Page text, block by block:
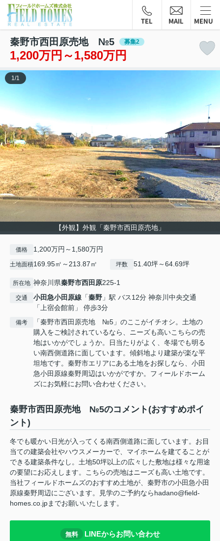
TEL MAIL MENU
秦野市西田原売地 №5 募集2
1,200万円～1,580万円
【外観】外観「秦野市西田原売地」
1 /1
価格 1,200万円～1,580万円
土地面積169.95㎡～213.87㎡ 坪数 51.40坪～64.69坪
所在地 神奈川県秦野市西田原225-1
交通 小田急小田原線 「秦野 」駅 バス12分 神奈川中央交通
「上宿会館前」 停歩3分
備考
「秦野市西田原売地 №5」のここがイチオシ。土地の
購入をご検討されているなら、ニーズも高いこちらの売
地はいかがでしょうか。日当たりがよく、冬場でも明る
い南西側道路に面しています。傾斜地より建築が楽な平
坦地です。秦野市エリアにある土地をお探しなら、小田
急小田原線秦野周辺はいかがですか。フィールドホーム
ズにお気軽にお問い合わせください。
秦野市西田原売地 №5のコメント(おすすめポイ
ント)
冬でも暖かい日光が入ってくる南西側道路に面しています。お目
当ての建築会社やハウスメーカーで、マイホームを建てることが
できる建築条件なし。土地50坪以上の広々した敷地は様々な用途
の要望にお応えします。こちらの売地はニーズも高い土地です。
当社フィールドホームズのおすすめ土地が、秦野市の小田急小田
原線秦野周辺にございます。見学のご予約ならhadano@field-
homes.co.jpまでお願いいたします。
無料 LINEからお問い合わせ